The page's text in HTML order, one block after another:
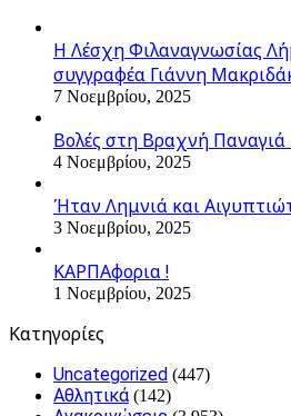
Η Λέσχη Φιλαναγνωσίας
συγγραφέα Γιάννη
7 Νοεμβρίου, 2025
Βολές στη Βραχνή Παναγιά
4 Νοεμβρίου, 2025
Ήταν Λημνιά και
3 Νοεμβρίου, 2025
ΚΑΡΠΑφορια !
1 Νοεμβρίου, 2025
Kατηγορίες
Uncategorized (447)
Αθλητικά (142)